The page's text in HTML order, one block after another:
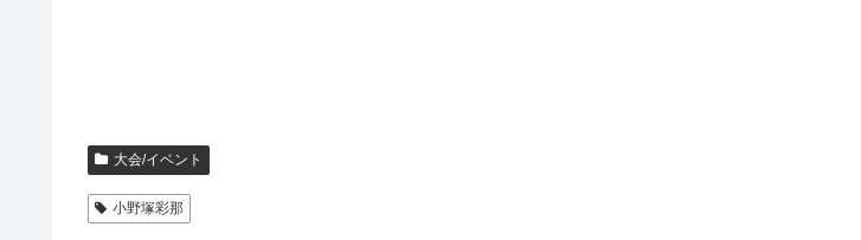
大会/イベント
小野塚彩那